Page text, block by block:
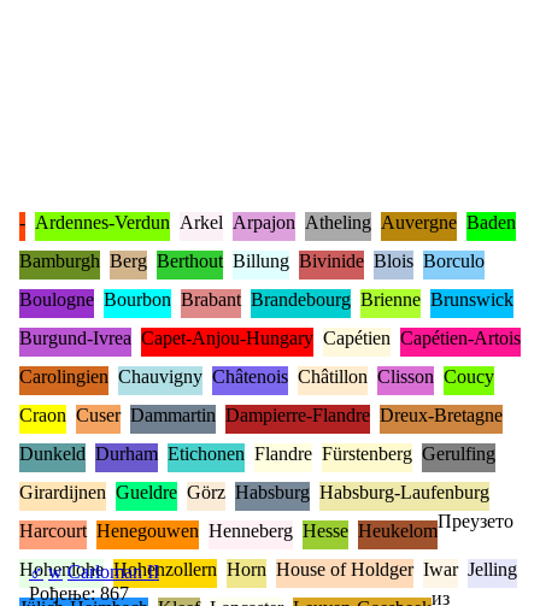
♂ w Carloman II
Рођење: 867
- Ardennes-Verdun Arkel Arpajon Atheling Auvergne Baden
Bamburgh Berg Berthout Billung Bivinide Blois Borculo
Boulogne Bourbon Brabant Brandebourg Brienne Brunswick
Burgund-Ivrea Capet-Anjou-Hungary Capétien Capétien-Artois
Carolingien Chauvigny Châtenois Châtillon Clisson Coucy
Craon Cuser Dammartin Dampierre-Flandre Dreux-Bretagne
Dunkeld Durham Etichonen Flandre Fürstenberg Gerulfing
Girardijnen Gueldre Görz Habsburg Habsburg-Laufenburg
Harcourt Henegouwen Henneberg Hesse Heukelom
Hohenlohe Hohenzollern Horn House of Holdger Iwar Jelling
Преузето
из